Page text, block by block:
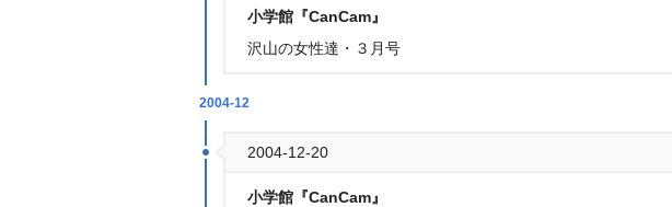
小学館『CanCam』
沢山の女性達・３月号
2004-12
2004-12-20
小学館『CanCam』